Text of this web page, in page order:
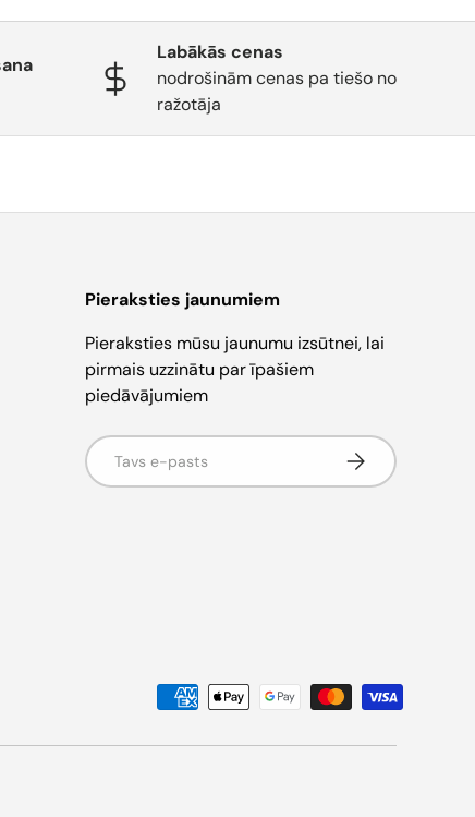
Labākās cenas
nodrošinām cenas pa tiešo no
ražotāja
Pieraksties jaunumiem
Pieraksties mūsu jaunumu izsūtnei, lai
pirmais uzzinātu par īpašiem
piedāvājumiem
E-pasts Pieteikties